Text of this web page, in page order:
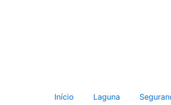
Início Laguna